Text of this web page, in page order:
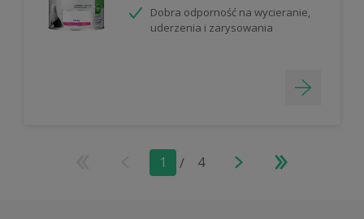
Dobra odporność na wycieranie,
uderzenia i zarysowania
1 / 4